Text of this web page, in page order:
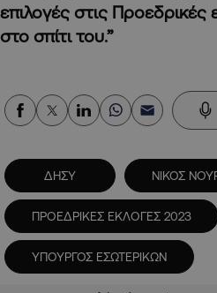
επιλογές στις Προεδρικές
στο σπίτι του.”
ΔΗΣΥ ΝΙΚΟΣ
ΠΡΟΕΔΡΙΚΕΣ ΕΚΛΟΓΕΣ 2023
ΥΠΟΥΡΓΟΣ ΕΣΩΤΕΡΙΚΩΝ